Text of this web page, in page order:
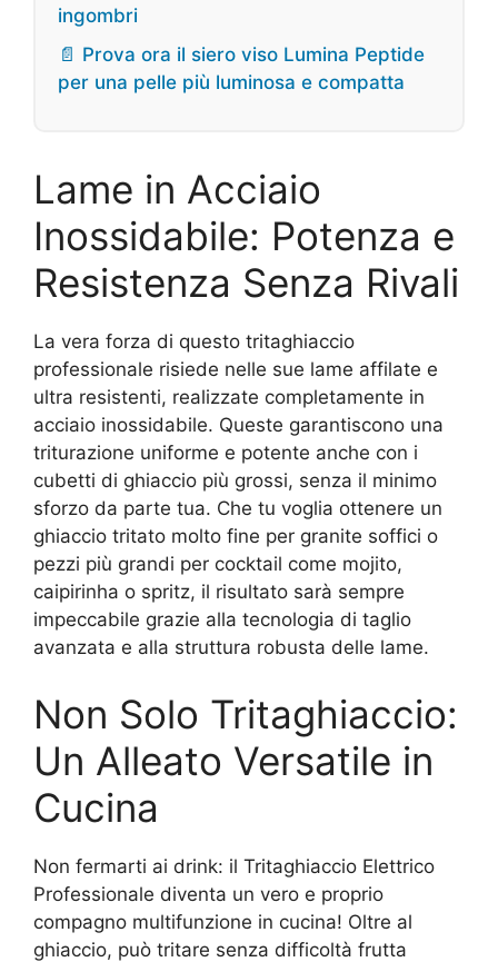
ingombri
📄 Prova ora il siero viso Lumina Peptide
per una pelle più luminosa e compatta
Lame in Acciaio
Inossidabile: Potenza e
Resistenza Senza Rivali
La vera forza di questo tritaghiaccio
professionale risiede nelle sue lame affilate e
ultra resistenti, realizzate completamente in
acciaio inossidabile. Queste garantiscono una
triturazione uniforme e potente anche con i
cubetti di ghiaccio più grossi, senza il minimo
sforzo da parte tua. Che tu voglia ottenere un
ghiaccio tritato molto fine per granite soffici o
pezzi più grandi per cocktail come mojito,
caipirinha o spritz, il risultato sarà sempre
impeccabile grazie alla tecnologia di taglio
avanzata e alla struttura robusta delle lame.
Non Solo Tritaghiaccio:
Un Alleato Versatile in
Cucina
Non fermarti ai drink: il Tritaghiaccio Elettrico
Professionale diventa un vero e proprio
compagno multifunzione in cucina! Oltre al
ghiaccio, può tritare senza difficoltà frutta